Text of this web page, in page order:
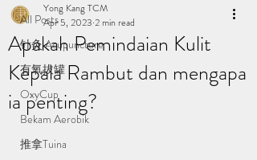
All Posts
针灸 Acupuncture
有氧拔罐
OxyCup
Bekam Aerobik
推拿Tuina
Apakah Pemindaian Kulit
Kepala Rambut dan mengapa
ia penting?
Yong Kang TCM
Apr 5, 2023 2 min read